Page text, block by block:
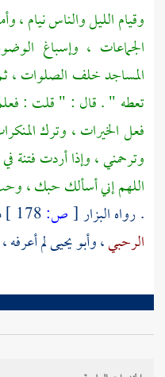
وقيام الليل والناس نيام ،
الجماعات ، وإسباغ
المساجد خلف الصلوات ،
تعطه " . قال : " قلت :
فعل الخيرات ، وترك
وترحمني ، وإذا أردت فتنة
اللهم إني أسألك حبك ،
. رواهالبزار[ص:
الرحبي،وأبو يحيىلم